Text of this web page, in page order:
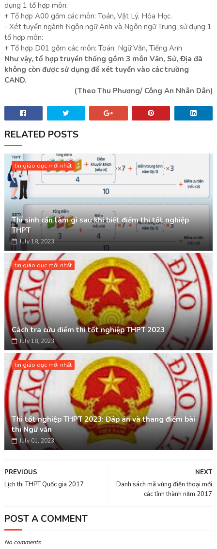
dụng 1 tổ hợp môn:
+ Tổ hợp A00 gồm các môn: Toán, Vật Lý, Hóa Học.
- Xét tuyển ngành Ngôn ngữ Anh và Ngôn ngữ Trung, sử dụng 1
tổ hợp môn:
+ Tổ hợp D01 gồm các môn: Toán, Ngữ Văn, Tiếng Anh
Như vậy, tổ hợp truyền thống gồm 3 môn Văn, Sử, Địa đã
không còn được sử dụng để xét tuyển vào các trường
CAND.
(Theo Thu Phương/ Công An Nhân Dân)
RELATED POSTS
tin giáo dục mới nhất
Thí sinh cần làm gì sau khi biết điểm thi tốt nghiệp
THPT
July 18, 2023
tin giáo dục mới nhất
Cách tra cứu điểm thi tốt nghiệp THPT 2023
July 18, 2023
tin giáo dục mới nhất
Thi tốt nghiệp THPT 2023: Đáp án và thang điểm bài
thi Ngữ văn
July 01, 2023
NEXT
Danh sách mã vùng điện thoại mới
các tỉnh thành năm 2017
PREVIOUS
Lịch thi THPT Quốc gia 2017
POST A COMMENT
No comments